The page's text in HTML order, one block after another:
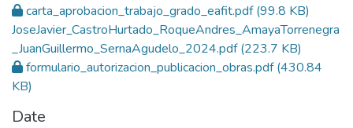
carta_aprobacion_trabajo_grado_eafit.pdf(99.8 KB)
JoseJavier_CastroHurtado_RoqueAndres_AmayaTorrenegra
_JuanGuillermo_SernaAgudelo_2024.pdf(223.7 KB)
formulario_autorizacion_publicacion_obras.pdf(430.84
KB)
Date